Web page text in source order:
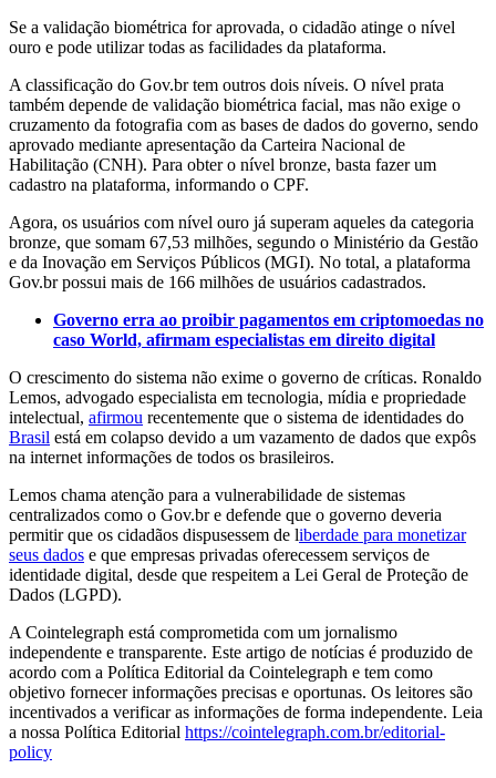
Se a validação biométrica for aprovada, o cidadão atinge o nível
ouro e pode utilizar todas as facilidades da plataforma.
A classificação do Gov.br tem outros dois níveis. O nível prata
também depende de validação biométrica facial, mas não exige o
cruzamento da fotografia com as bases de dados do governo, sendo
aprovado mediante apresentação da Carteira Nacional de
Habilitação (CNH). Para obter o nível bronze, basta fazer um
cadastro na plataforma, informando o CPF.
Agora, os usuários com nível ouro já superam aqueles da categoria
bronze, que somam 67,53 milhões, segundo o Ministério da Gestão
e da Inovação em Serviços Públicos (MGI). No total, a plataforma
Gov.br possui mais de 166 milhões de usuários cadastrados.
Governo erra ao proibir pagamentos em criptomoedas no
caso World, afirmam especialistas em direito digital
O crescimento do sistema não exime o governo de críticas. Ronaldo
Lemos, advogado especialista em tecnologia, mídia e propriedade
intelectual, afirmou recentemente que o sistema de identidades do
Brasil está em colapso devido a um vazamento de dados que expôs
na internet informações de todos os brasileiros.
Lemos chama atenção para a vulnerabilidade de sistemas
centralizados como o Gov.br e defende que o governo deveria
permitir que os cidadãos dispusessem de liberdade para monetizar
seus dados e que empresas privadas oferecessem serviços de
identidade digital, desde que respeitem a Lei Geral de Proteção de
Dados (LGPD).
A Cointelegraph está comprometida com um jornalismo
independente e transparente. Este artigo de notícias é produzido de
acordo com a Política Editorial da Cointelegraph e tem como
objetivo fornecer informações precisas e oportunas. Os leitores são
incentivados a verificar as informações de forma independente. Leia
a nossa Política Editorial https://cointelegraph.com.br/editorial-
policy